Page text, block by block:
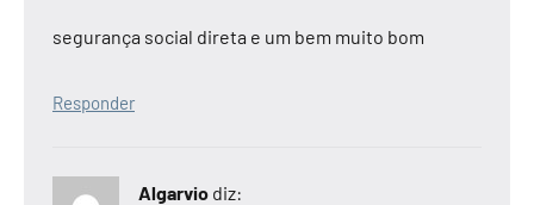
segurança social direta e um bem muito bom
Responder
Algarvio diz: